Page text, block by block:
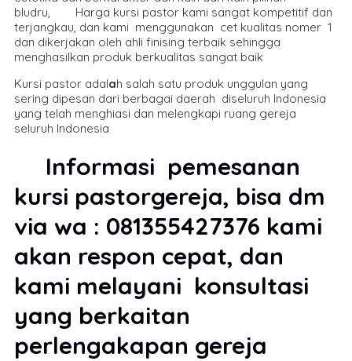
bludru, Harga kursi pastor kami sangat kompetitif dan
terjangkau, dan kami menggunakan cet kualitas nomer 1
dan dikerjakan oleh ahli finising terbaik sehingga
menghasilkan produk berkualitas sangat baik
Kursi pastor adalah salah satu produk unggulan yang
sering dipesan dari berbagai daerah diseluruh Indonesia
yang telah menghiasi dan melengkapi ruang gereja
seluruh Indonesia
Informasi pemesanan
kursi pastorgereja, bisa dm
via wa : 081355427376 kami
akan respon cepat, dan
kami melayani konsultasi
yang berkaitan
perlengakapan gereja